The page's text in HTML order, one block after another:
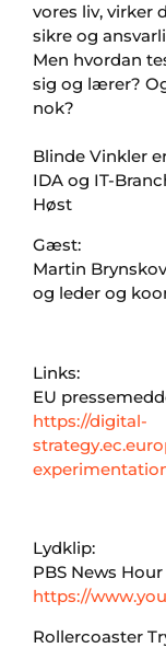
vores liv, virker
sikre og
Men hvordan
sig og lærer?
nok?
Blinde Vinkler
IDA og IT-
Høst
Gæst:
Martin
og leder og
Links:
EU
https://digital-
Lydklip:
PBS News Hour
https://
Rollercoaster